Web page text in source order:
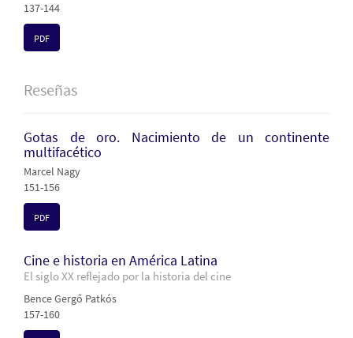
137-144
PDF
Reseñas
Gotas de oro. Nacimiento de un continente
multifacético
Marcel Nagy
151-156
PDF
Cine e historia en América Latina
El siglo XX reflejado por la historia del cine
Bence Gergő Patkós
157-160